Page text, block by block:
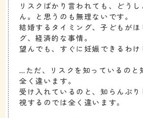
リスクばかり言われても、どう
ん。と思うのも無理ないです。
結婚するタイミング、子どもがほ
グ、経済的な事情。
望んでも、すぐに妊娠できるわけ
…ただ、リスクを知っているのと
全く違います。
受け入れているのと、知らんぷ
視するのでは全く違います。